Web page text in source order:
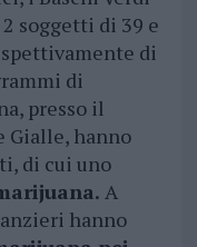
soggetti di 39 e
di
di
presso il
Gialle, hanno
di cui uno
A
hanno